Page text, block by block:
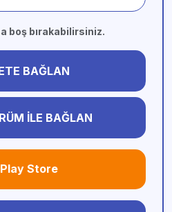
boş bırakabilirsiniz.
BAĞLAN
İLE BAĞLAN
Play Store